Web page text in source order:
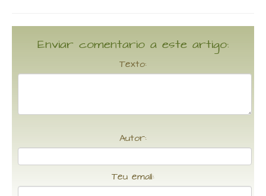
Enviar comentario a este artigo:
Texto:
Autor:
Teu email: